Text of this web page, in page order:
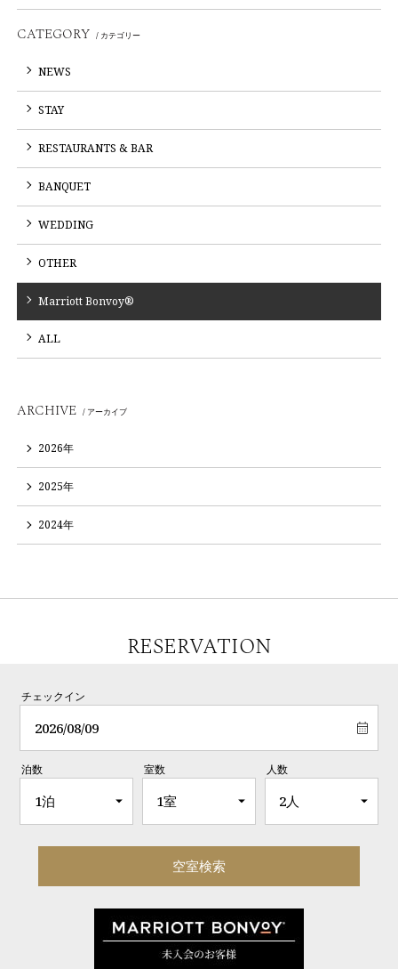
CATEGORY / カテゴリー
NEWS
STAY
RESTAURANTS & BAR
BANQUET
WEDDING
OTHER
Marriott Bonvoy®
ALL
ARCHIVE / アーカイブ
2026年
2025年
2024年
RESERVATION
チェックイン
泊数 室数 人数